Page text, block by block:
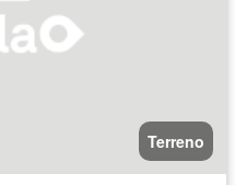
Terreno